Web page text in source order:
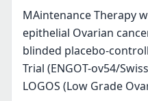
MAintenance Therapy
epithelial Ovarian
blinded placebo-
Trial (ENGOT-ov54/
LOGOS (Low Grade